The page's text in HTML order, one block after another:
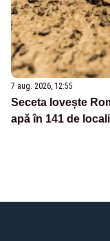
7 aug. 2026, 12:55
Seceta lovește
apă în 141 de